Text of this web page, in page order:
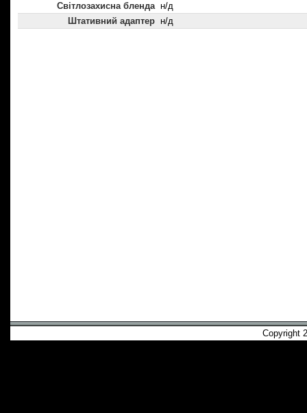
Світлозахисна бленда н/д
Штативний адаптер н/д
Copyright